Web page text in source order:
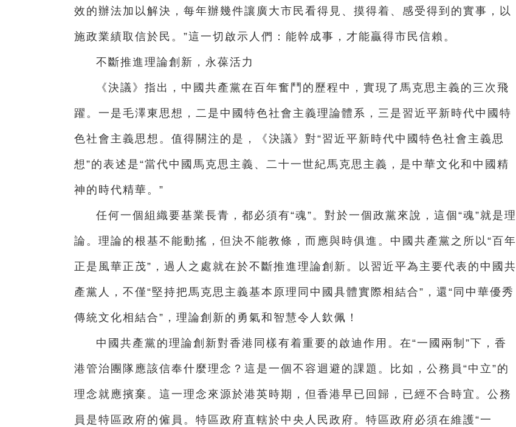
效的辦法加以解決，每年辦幾件讓廣大市民看得見、摸得着、感受得到的實事，以
施政業績取信於民。”這一切啟示人們：能幹成事，才能贏得市民信賴。
不斷推進理論創新，永葆活力
《決議》指出，中國共產黨在百年奮鬥的歷程中，實現了馬克思主義的三次飛
躍。一是毛澤東思想，二是中國特色社會主義理論體系，三是習近平新時代中國特
色社會主義思想。值得關注的是，《決議》對“習近平新時代中國特色社會主義思
想”的表述是“當代中國馬克思主義、二十一世紀馬克思主義，是中華文化和中國精
神的時代精華。”
任何一個組織要基業長青，都必須有“魂”。對於一個政黨來說，這個“魂”就是理
論。理論的根基不能動搖，但決不能教條，而應與時俱進。中國共產黨之所以“百年
正是風華正茂”，過人之處就在於不斷推進理論創新。以習近平為主要代表的中國共
產黨人，不僅“堅持把馬克思主義基本原理同中國具體實際相結合”，還“同中華優秀
傳統文化相結合”，理論創新的勇氣和智慧令人欽佩！
中國共產黨的理論創新對香港同樣有着重要的啟迪作用。在“一國兩制”下，香
港管治團隊應該信奉什麼理念？這是一個不容迴避的課題。比如，公務員“中立”的
理念就應擯棄。這一理念來源於港英時期，但香港早已回歸，已經不合時宜。公務
員是特區政府的僱員。特區政府直轄於中央人民政府。特區政府必須在維護“一